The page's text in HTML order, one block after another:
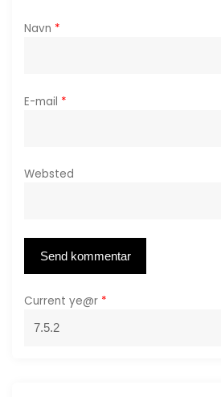
o
Navn *
E-mail *
Websted
Current ye@r *